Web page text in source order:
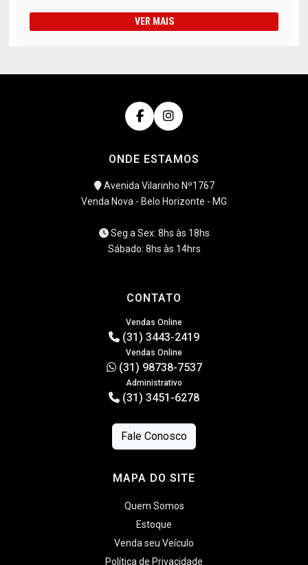
VER MAIS
ONDE ESTAMOS
Avenida Vilarinho Nº1767
Venda Nova - Belo Horizonte - MG
Seg a Sex: 8hs às 18hs
Sábado: 8hs às 14hrs
CONTATO
Vendas Online
(31) 3443-2419
Vendas Online
(31) 98738-7537
Administrativo
(31) 3451-6278
Fale Conosco
MAPA DO SITE
Quem Somos
Estoque
Venda seu Veículo
Política de Privacidade